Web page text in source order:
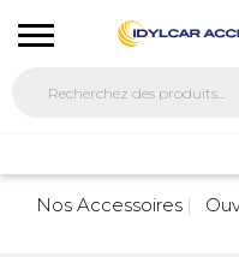
Nos Accessoires